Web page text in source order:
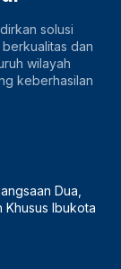
solusi
dan
wilayah
keberhasilan
Dua,
Khusus Ibukota